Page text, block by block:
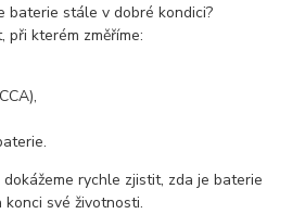
baterie stále v dobré kondici?
při kterém změříme:
rychle zjistit, zda je baterie
své životnosti.